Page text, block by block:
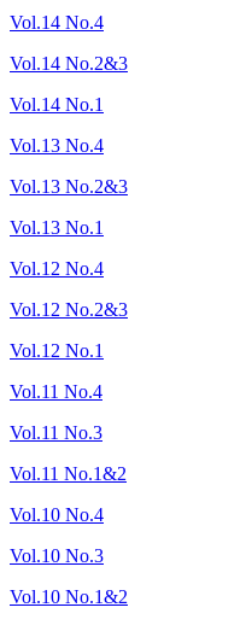
Vol.14 No.4
Vol.14 No.2&3
Vol.14 No.1
Vol.13 No.4
Vol.13 No.2&3
Vol.13 No.1
Vol.12 No.4
Vol.12 No.2&3
Vol.12 No.1
Vol.11 No.4
Vol.11 No.3
Vol.11 No.1&2
Vol.10 No.4
Vol.10 No.3
Vol.10 No.1&2